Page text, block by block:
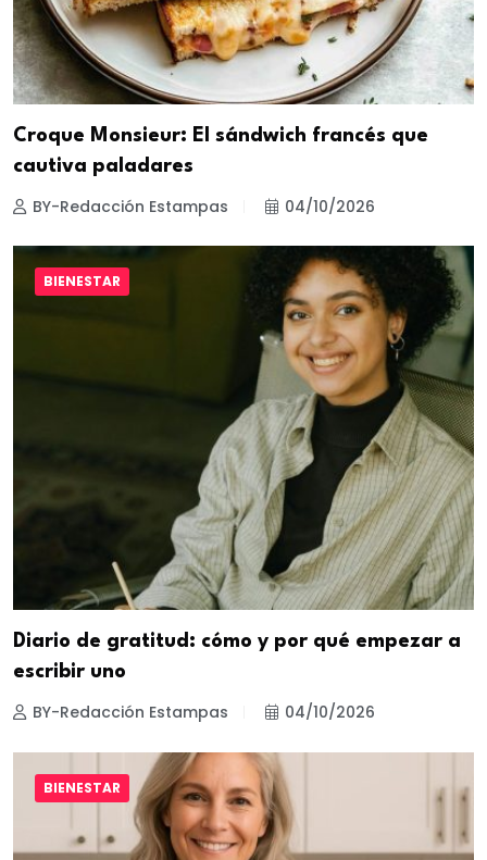
Croque Monsieur: El sándwich francés que
cautiva paladares
BY-Redacción Estampas 04/10/2026
BIENESTAR
Diario de gratitud: cómo y por qué empezar a
escribir uno
BY-Redacción Estampas 04/10/2026
BIENESTAR